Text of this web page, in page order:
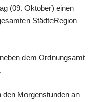
(09. Oktober) einen
StädteRegion
dem Ordnungsamt
den Morgenstunden an